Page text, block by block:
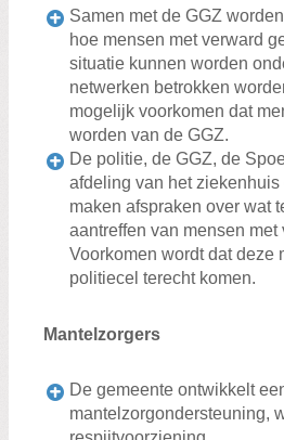
Samen met de GGZ
hoe mensen met verward
situatie kunnen worden
netwerken betrokken
mogelijk voorkomen dat
worden van de GGZ.
De politie, de GGZ, de
afdeling van het
maken afspraken over wat
aantreffen van mensen met
Voorkomen wordt dat deze
politiecel terecht komen.
Mantelzorgers
De gemeente ontwikkelt
mantelzorgondersteuning,